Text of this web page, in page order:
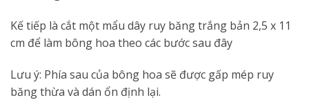
Kế tiếp là cắt một mẩu dây ruy băng trắng bản 2,5 x 11
cm để làm bông hoa theo các bước sau đây
Lưu ý: Phía sau của bông hoa sẽ được gấp mép ruy
băng thừa và dán ổn định lại.